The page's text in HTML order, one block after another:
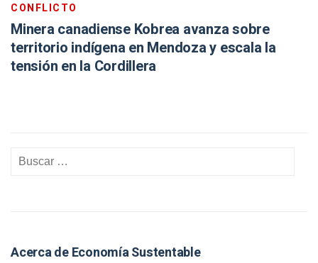
CONFLICTO
Minera canadiense Kobrea avanza sobre
territorio indígena en Mendoza y escala la
tensión en la Cordillera
Acerca de Economía Sustentable